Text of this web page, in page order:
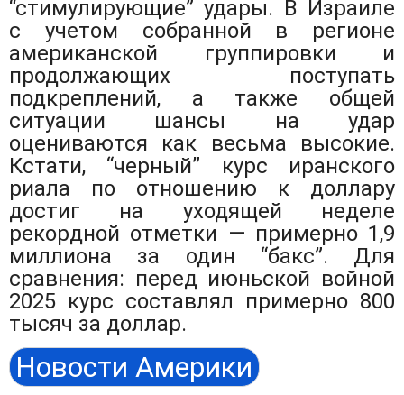
“стимулирующие” удары. В Израиле
с учетом собранной в регионе
американской группировки и
продолжающих поступать
подкреплений, а также общей
ситуации шансы на удар
оцениваются как весьма высокие.
Кстати, “черный” курс иранского
риала по отношению к доллару
достиг на уходящей неделе
рекордной отметки — примерно 1,9
миллиона за один “бакс”. Для
сравнения: перед июньской войной
2025 курс составлял примерно 800
тысяч за доллар.
Новости Америки